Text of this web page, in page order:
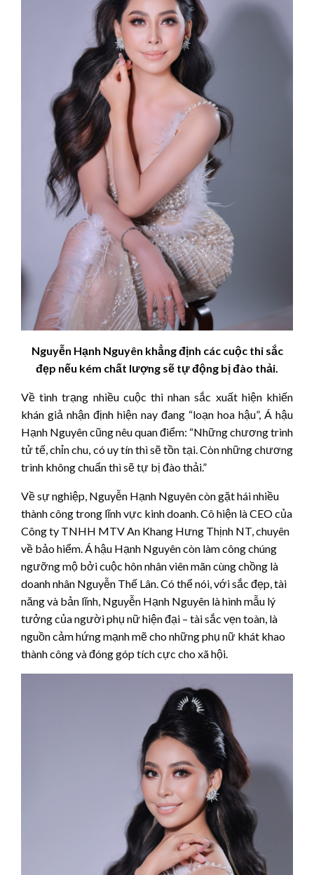
Nguyễn Hạnh Nguyên khẳng định các cuộc thi sắc
đẹp nếu kém chất lượng sẽ tự động bị đào thải.
Về tình trạng nhiều cuộc thi nhan sắc xuất hiện khiến
khán giả nhận định hiện nay đang “loạn hoa hậu”, Á hậu
Hạnh Nguyên cũng nêu quan điểm: “Những chương trình
tử tế, chỉn chu, có uy tín thì sẽ tồn tại. Còn những chương
trình không chuẩn thì sẽ tự bị đào thải.”
Về sự nghiệp, Nguyễn Hạnh Nguyên còn gặt hái nhiều
thành công trong lĩnh vực kinh doanh. Cô hiện là CEO của
Công ty TNHH MTV An Khang Hưng Thịnh NT, chuyên
về bảo hiểm. Á hậu Hạnh Nguyên còn làm công chúng
ngưỡng mộ bởi cuộc hôn nhân viên mãn cùng chồng là
doanh nhân Nguyễn Thế Lân. Có thể nói, với sắc đẹp, tài
năng và bản lĩnh, Nguyễn Hạnh Nguyên là hình mẫu lý
tưởng của người phụ nữ hiện đại – tài sắc vẹn toàn, là
nguồn cảm hứng mạnh mẽ cho những phụ nữ khát khao
thành công và đóng góp tích cực cho xã hội.